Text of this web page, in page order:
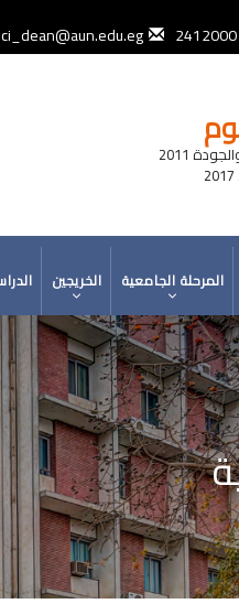
2011
المرحلة الجامعية الخريجين